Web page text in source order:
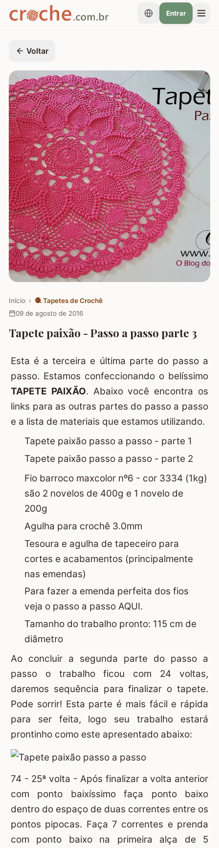
Entrar
Voltar
Início › 🧶 Tapetes de Crochê
09 de agosto de 2016
Tapete paixão - Passo a passo parte 3
Esta é a terceira e última parte do passo a
passo. Estamos confeccionando o belíssimo
TAPETE PAIXÃO. Abaixo você encontra os
links para as outras partes do passo a passo
e a lista de materiais que estamos utilizando.
Tapete paixão passo a passo - parte 1
Tapete paixão passo a passo - parte 2
Fio barroco maxcolor nº6 - cor 3334 (1kg)
são 2 novelos de 400g e 1 novelo de
200g
Agulha para crochê 3.0mm
Tesoura e agulha de tapeceiro para
cortes e acabamentos (principalmente
nas emendas)
Para fazer a emenda perfeita dos fios
veja o passo a passo AQUI.
Tamanho do trabalho pronto: 115 cm de
diâmetro
Ao concluir a segunda parte do passo a
passo o trabalho ficou com 24 voltas,
daremos sequência para finalizar o tapete.
Pode sorrir! Esta parte é mais fácil e rápida
para ser feita, logo seu trabalho estará
prontinho como este apresentado abaixo:
74 - 25ª volta - Após finalizar a volta anterior
com ponto baixíssimo faça ponto baixo
dentro do espaço de duas correntes entre os
pontos pipocas. Faça 7 correntes e prenda
com ponto baixo na primeira alça de 5